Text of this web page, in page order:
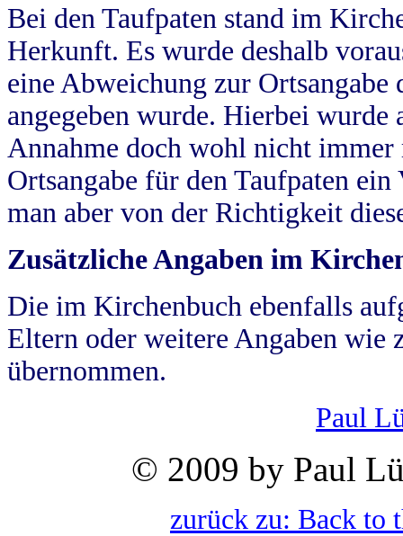
Bei den Taufpaten stand im
Herkunft. Es wurde deshalb
eine Abweichung zur
angegeben wurde. Hierbei wurde
Annahme doch wohl nicht
Ortsangabe für den Taufpaten
man aber von der Richtigkeit
Zusätzliche Angaben im
Die im Kirchenbuch ebenfalls
Eltern oder weitere Angaben wie
übernommen.
Paul
© 2009 by Paul
zurück zu: Back to